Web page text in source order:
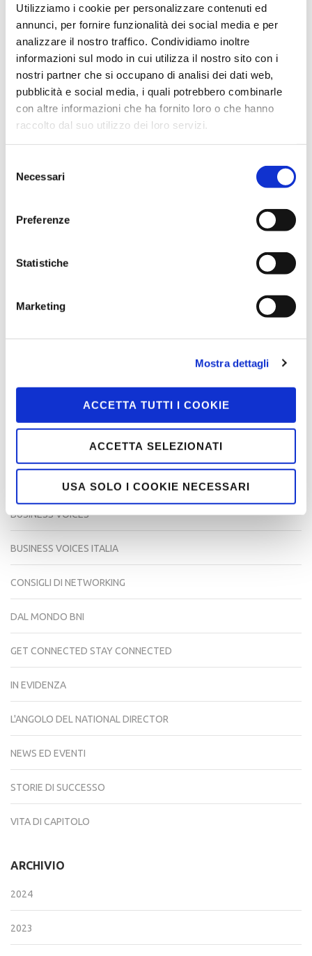
Utilizziamo i cookie per personalizzare contenuti ed
annunci, per fornire funzionalità dei social media e per
analizzare il nostro traffico. Condividiamo inoltre
informazioni sul modo in cui utilizza il nostro sito con i
nostri partner che si occupano di analisi dei dati web,
pubblicità e social media, i quali potrebbero combinarle
con altre informazioni che ha fornito loro o che hanno
raccolto dal suo utilizzo dei loro servizi.
delNecessari
Preferenze
Statistiche
Marketing
Mostra dettagli
ACCETTA TUTTI I COOKIE
ACCETTA SELEZIONATI
USA SOLO I COOKIE NECESSARI
Comitato di Gestione Letizia Napolitano, Tiziano Fiori,
David Cecchini, per il loro impegno e ad ognuno del
membri che non si sono mai risparmiati.
Un grazie speciale a Sabina Vaccari Executive Director,
mio mentore che ha saputo trasferirmi il metodo e
l’etica che è nel concetto di BNI.
Guarda il video
del lancio del Capitolo BNI Salario
articoli
Ciao Raffaele – Un anno
dopo
Ricerca
CATEGORIE
BUSINESS VOICES
BUSINESS VOICES ITALIA
CONSIGLI DI NETWORKING
DAL MONDO BNI
GET CONNECTED STAY CONNECTED
IN EVIDENZA
L'ANGOLO DEL NATIONAL DIRECTOR
NEWS ED EVENTI
STORIE DI SUCCESSO
VITA DI CAPITOLO
ARCHIVIO
2024
2023